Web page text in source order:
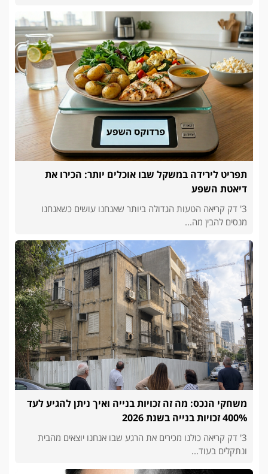
תפריט לירידה במשקל שבו אוכלים יותר: הכירו את
דיאטת השפע
3' דק קריאה הטעות הגדולה ביותר שאנחנו עושים כשאנחנו
מנסים להבין מה...
משחקי הנכס: מה זה זכויות בנייה ואיך ניתן להגיע לעד
400% זכויות בנייה בשנת 2026
3' דק קריאה כולנו מכירים את הרגע שבו אנחנו יוצאים מהבית
ונתקלים בעוד...